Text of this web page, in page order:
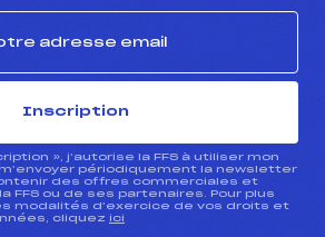
Inscription
», j’autorise la FFS à utiliser mon
périodiquement la newsletter
des offres commerciales et
FFS ou de ses partenaires. Pour plus
modalités d’exercice de vos droits et
cliquez ici